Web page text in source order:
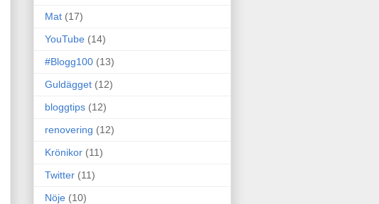
Mat (17)
YouTube (14)
#Blogg100 (13)
Guldägget (12)
bloggtips (12)
renovering (12)
Krönikor (11)
Twitter (11)
Nöje (10)